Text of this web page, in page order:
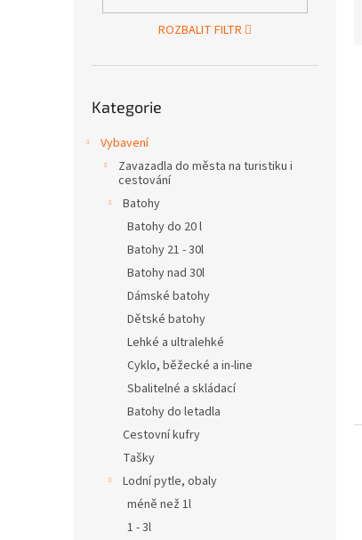
ROZBALIT FILTR
kategorie
Kategorie
Vybavení
Zavazadla do města na turistiku i
cestování
Batohy
Batohy do 20 l
Batohy 21 - 30l
Batohy nad 30l
Dámské batohy
Dětské batohy
Lehké a ultralehké
Cyklo, běžecké a in-line
Sbalitelné a skládací
Batohy do letadla
Cestovní kufry
Tašky
Lodní pytle, obaly
méně než 1l
1 - 3l